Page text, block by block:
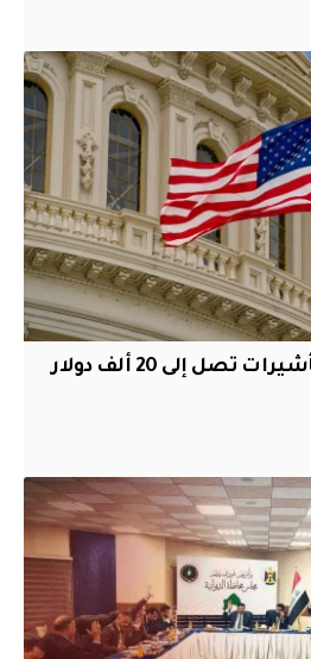
أميركا تقر سندات تأشيرات تصل إلى 20 ألف دولار